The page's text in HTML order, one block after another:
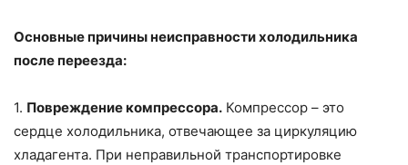
Основные причины неисправности холодильника
после переезда:
1. Повреждение компрессора. Компрессор – это
сердце холодильника, отвечающее за циркуляцию
хладагента. При неправильной транспортировке